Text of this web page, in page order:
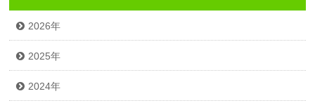
2026年
2025年
2024年